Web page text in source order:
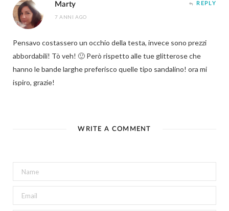
Marty
7 ANNI AGO
REPLY
Pensavo costassero un occhio della testa, invece sono prezzi
abbordabili! Tò veh! 🙂 Però rispetto alle tue glitterose che
hanno le bande larghe preferisco quelle tipo sandalino! ora mi
ispiro, grazie!
WRITE A COMMENT